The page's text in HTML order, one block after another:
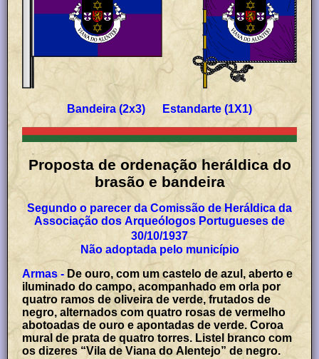
Bandeira (2x3) Estandarte (1X1)
Proposta de ordenação heráldica do
brasão e bandeira
Segundo o parecer da Comissão de Heráldica da
Associação dos Arqueólogos Portugueses de
30/10/1937
Não adoptada pelo município
Armas - De ouro, com um castelo de azul, aberto e
iluminado do campo, acompanhado em orla por
quatro ramos de oliveira de verde, frutados de
negro, alternados com quatro rosas de vermelho
abotoadas de ouro e apontadas de verde. Coroa
mural de prata de quatro torres. Listel branco com
os dizeres “Vila de Viana do Alentejo” de negro.